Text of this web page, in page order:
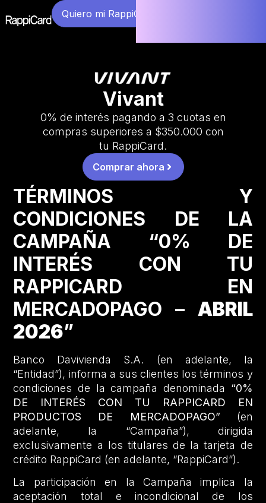
Quiero mi RappiCard
Vivant
0% de interés pagando a 3 cuotas en
compras superiores a $350.000 con
tu RappiCard.
Comprar ahora
TÉRMINOS Y
CONDICIONES DE LA
CAMPAÑA “0% DE
INTERÉS CON TU
RAPPICARD EN
MERCADOPAGO – ABRIL
2026”
Banco Davivienda S.A. (en adelante, la
“Entidad”), informa a sus clientes los términos y
condiciones de la campaña denominada “0%
DE INTERÉS CON TU RAPPICARD EN
PRODUCTOS DE MERCADOPAGO” (en
adelante, la “Campaña”), dirigida
exclusivamente a los titulares de la tarjeta de
crédito RappiCard (en adelante, “RappiCard”).
La participación en la Campaña implica la
aceptación total e incondicional de los